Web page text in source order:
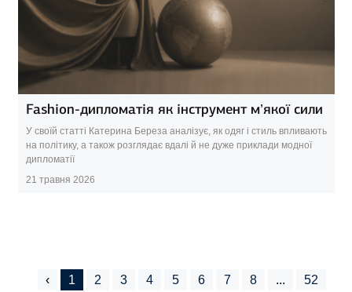
Fashion-дипломатія як інструмент м’якої сили
У своїй статті Катерина Береза аналізує, як одяг і стиль впливають
на політику, а також розглядає вдалі й не дуже приклади модної
дипломатії
21 травня 2026
‹ 1 2 3 4 5 6 7 8 ... 52